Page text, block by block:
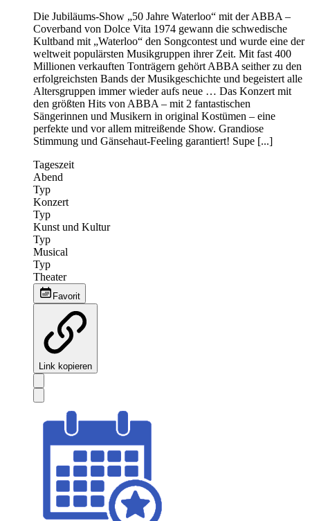
Die Jubiläums-Show „50 Jahre Waterloo“ mit der ABBA –
Coverband von Dolce Vita 1974 gewann die schwedische
Kultband mit „Waterloo“ den Songcontest und wurde eine der
weltweit populärsten Musikgruppen ihrer Zeit. Mit fast 400
Millionen verkauften Tonträgern gehört ABBA seither zu den
erfolgreichsten Bands der Musikgeschichte und begeistert alle
Altersgruppen immer wieder aufs neue … Das Konzert mit
den größten Hits von ABBA – mit 2 fantastischen
Sängerinnen und Musikern in original Kostümen – eine
perfekte und vor allem mitreißende Show. Grandiose
Stimmung und Gänsehaut-Feeling garantiert! Supe [...]
Tageszeit
Abend
Typ
Konzert
Typ
Kunst und Kultur
Typ
Musical
Typ
Theater
Favorit
Link kopieren